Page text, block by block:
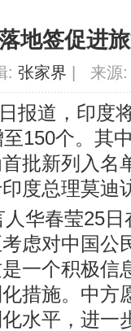
地签促进
: 张家界 | 来源:
报道，印度
150个。其
批新列入名
度总理莫迪
华春莹25
虑对中国公
一个积极信
措施。中方
水平，进一